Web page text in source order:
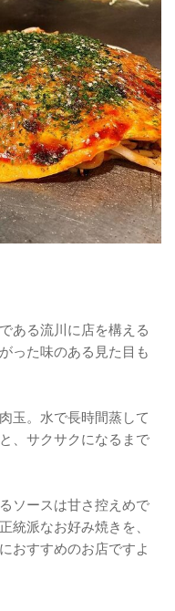
ある流川に店を構える
った味のある見た目も
玉。水で長時間蒸して
、サクサクになるまで
ソースは甘さ控えめで
統派なお好み焼きを、
おすすめのお店ですよ